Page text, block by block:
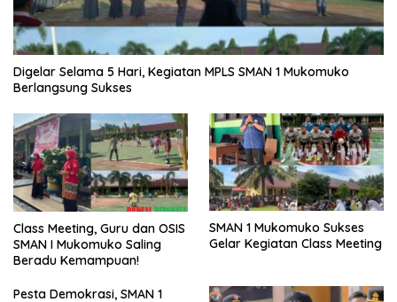
Digelar Selama 5 Hari, Kegiatan MPLS SMAN 1 Mukomuko
Berlangsung Sukses
Class Meeting, Guru dan OSIS
SMAN I Mukomuko Saling
Beradu Kemampuan!
SMAN 1 Mukomuko Sukses
Gelar Kegiatan Class Meeting
Pesta Demokrasi, SMAN 1